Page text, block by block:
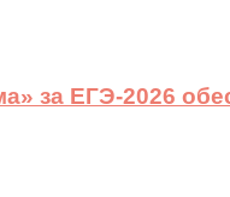
за ЕГЭ-2026